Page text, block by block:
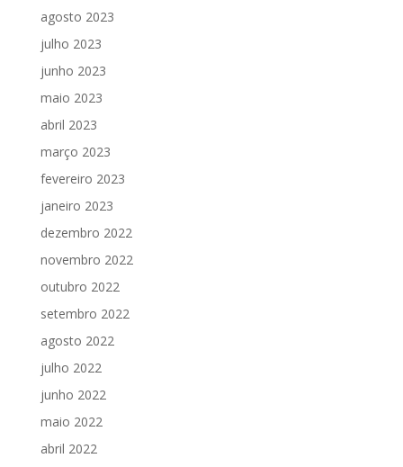
agosto 2023
julho 2023
junho 2023
maio 2023
abril 2023
março 2023
fevereiro 2023
janeiro 2023
dezembro 2022
novembro 2022
outubro 2022
setembro 2022
agosto 2022
julho 2022
junho 2022
maio 2022
abril 2022